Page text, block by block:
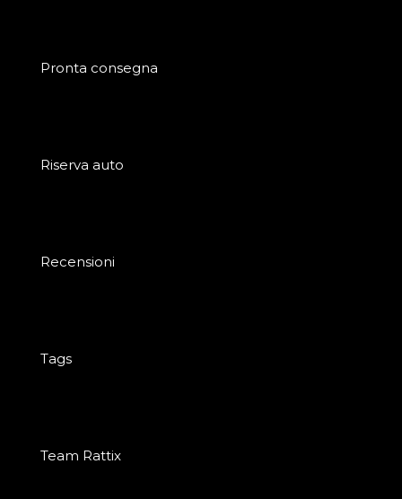
Pronta consegna
Riserva auto
Recensioni
Tags
Team Rattix